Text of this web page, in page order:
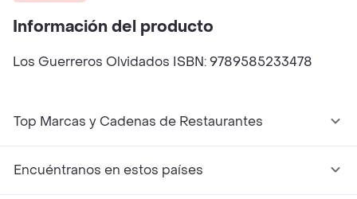
Información del producto
Los Guerreros Olvidados ISBN: 9789585233478
Top Marcas y Cadenas de Restaurantes
Encuéntranos en estos países